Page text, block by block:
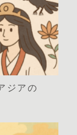
ジアの